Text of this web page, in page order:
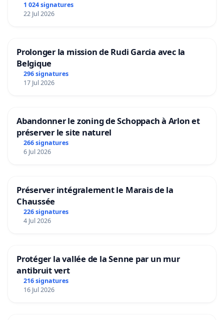
1 024 signatures
22 Jul 2026
Prolonger la mission de Rudi Garcia avec la
Belgique
296 signatures
17 Jul 2026
Abandonner le zoning de Schoppach à Arlon et
préserver le site naturel
266 signatures
6 Jul 2026
Préserver intégralement le Marais de la
Chaussée
226 signatures
4 Jul 2026
Protéger la vallée de la Senne par un mur
antibruit vert
216 signatures
16 Jul 2026